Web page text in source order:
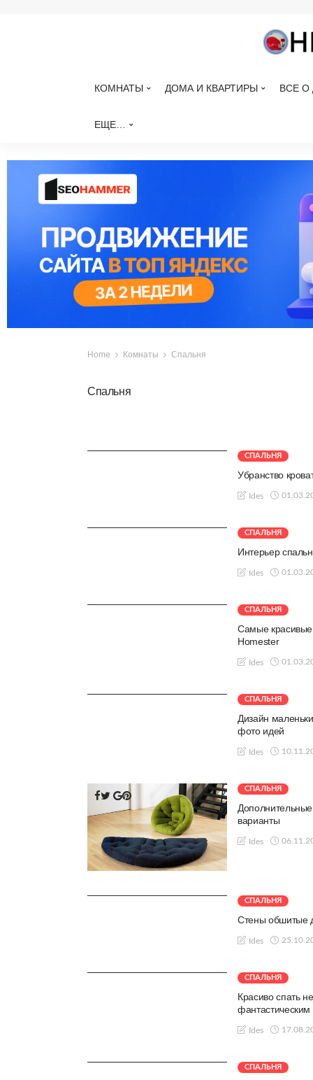
КОМНАТЫ ДОМА И КВАРТИРЫ ВСЕ О
ЕЩЕ…
Home Комнаты Спальня
Спальня
СПАЛЬНЯ
Убранство
Ides
СПАЛЬНЯ
Интерьер
Ides
СПАЛЬНЯ
Самые красивые
Homester
Ides
СПАЛЬНЯ
Дизайн
фото идей
Ides
СПАЛЬНЯ
варианты
Ides
СПАЛЬНЯ
Стены обшитые
Ides
СПАЛЬНЯ
Красиво спать
Ides
СПАЛЬНЯ